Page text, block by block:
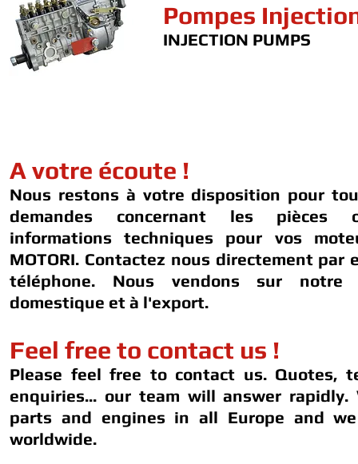
Pompes
INJECTION PUMPS
A votre écoute !
Nous restons à votre disposition pour
demandes concernant les pièces
informations techniques pour vos
MOTORI. Contactez nous directement par
téléphone. Nous vendons sur notre
domestique et à l'export.
Feel free to contact us !
Please feel free to contact us. Quotes,
enquiries... our team will answer rapidly.
parts and engines in all Europe and
worldwide.